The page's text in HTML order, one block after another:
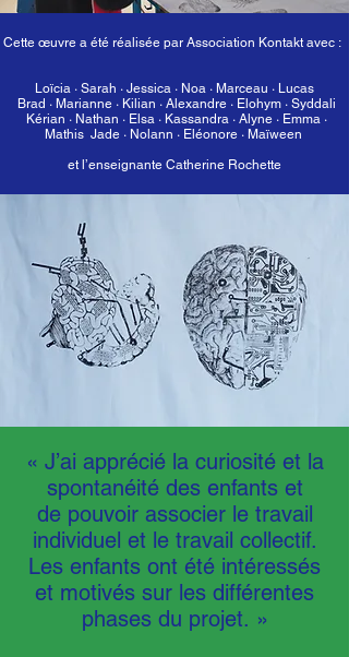
Cette œuvre a été réalisée par Association Kontakt avec :
Loïcia · Sarah · Jessica · Noa · Marceau · Lucas
Brad · Marianne · Kilian · Alexandre · Elohym · Syddali
Kérian · Nathan · Elsa · Kassandra · Alyne · Emma ·
Mathis Jade · Nolann · Eléonore · Maïween
et l’enseignante Catherine Rochette
« J’ai apprécié la curiosité et la
spontanéité des enfants et
de pouvoir associer le travail
individuel et le travail collectif.
Les enfants ont été intéressés
et motivés sur les différentes
phases du projet. »